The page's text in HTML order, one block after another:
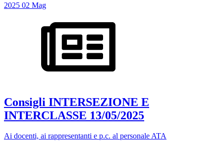
2025 02 Mag
Consigli INTERSEZIONE E
INTERCLASSE 13/05/2025
Ai docenti, ai rappresentanti e p.c. al personale ATA